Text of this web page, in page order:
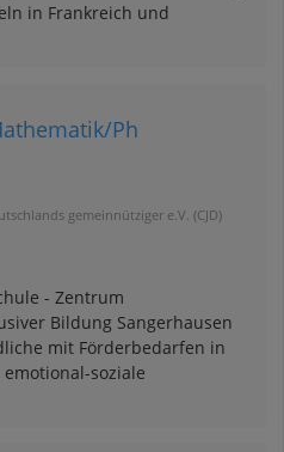
in Frankreich und
Ph
gemeinnütziger e.V. (CJD)
- Zentrum
Bildung Sangerhausen
mit Förderbedarfen in
soziale